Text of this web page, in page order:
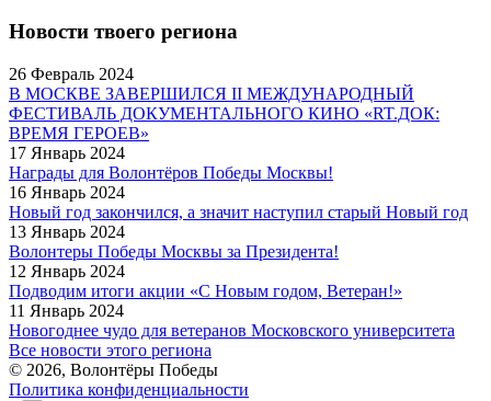
Новости твоего региона
26 Февраль 2024
В МОСКВЕ ЗАВЕРШИЛСЯ II МЕЖДУНАРОДНЫЙ
ФЕСТИВАЛЬ ДОКУМЕНТАЛЬНОГО КИНО «RT.ДОК:
ВРЕМЯ ГЕРОЕВ»
17 Январь 2024
Награды для Волонтёров Победы Москвы!
16 Январь 2024
Новый год закончился, а значит наступил старый Новый год
13 Январь 2024
Волонтеры Победы Москвы за Президента!
12 Январь 2024
Подводим итоги акции «С Новым годом, Ветеран!»
11 Январь 2024
Новогоднее чудо для ветеранов Московского университета
Все новости этого региона
© 2026, Волонтёры Победы
Политика конфиденциальности